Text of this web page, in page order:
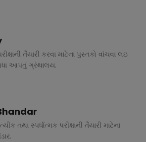
તૈયારી કરવા માટેના પુસ્તકો વાંચવા લઇ
આપતું ગ્રંથાલય.
તથા સ્પર્ધાત્મક પરીક્ષાની તૈયારી માટેના